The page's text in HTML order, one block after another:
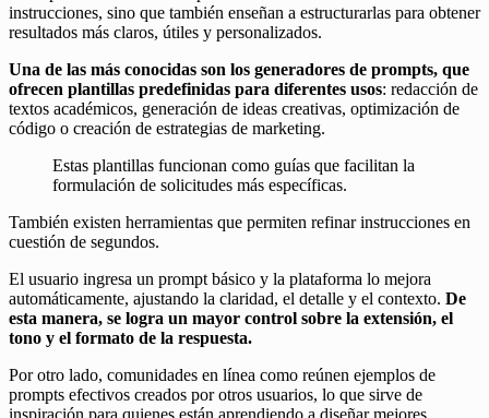
instrucciones, sino que también enseñan a estructurarlas para obtener
resultados más claros, útiles y personalizados.
Una de las más conocidas son los generadores de prompts, que
ofrecen plantillas predefinidas para diferentes usos: redacción de
textos académicos, generación de ideas creativas, optimización de
código o creación de estrategias de marketing.
Estas plantillas funcionan como guías que facilitan la
formulación de solicitudes más específicas.
También existen herramientas que permiten refinar instrucciones en
cuestión de segundos.
El usuario ingresa un prompt básico y la plataforma lo mejora
automáticamente, ajustando la claridad, el detalle y el contexto. De
esta manera, se logra un mayor control sobre la extensión, el
tono y el formato de la respuesta.
Por otro lado, comunidades en línea como reúnen ejemplos de
prompts efectivos creados por otros usuarios, lo que sirve de